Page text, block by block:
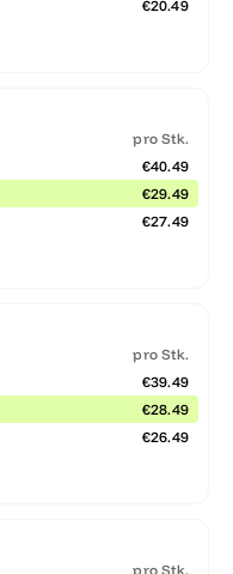
€20.49
pro Stk.
€40.49
€29.49
€27.49
pro Stk.
€39.49
€28.49
€26.49
pro Stk.